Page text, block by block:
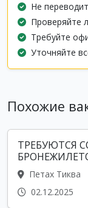
Не
Проверяйте
Требуйте
Уточняйте
Похожие
ТРЕБУЮТСЯ
Петах Тиква
02.12.2025